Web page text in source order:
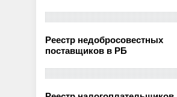
Реестр недобросовестных
поставщиков в РБ